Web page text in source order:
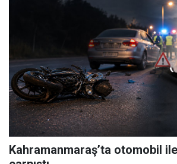
Kahramanmaraş’ta otomobil